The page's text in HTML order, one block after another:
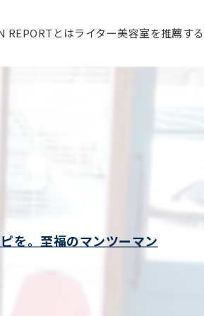
REPORTとはライター美容室を推薦する
を。至福のマンツーマン